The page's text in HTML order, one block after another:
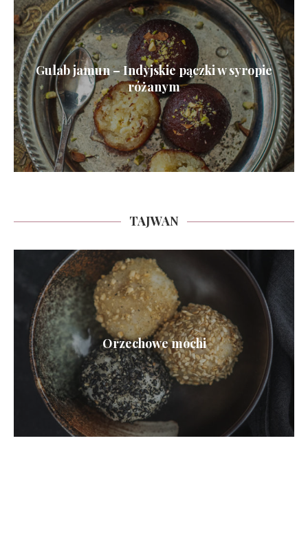
Gulab jamun – Indyjskie pączki w syropie
różanym
TAJWAN
Orzechowe mochi